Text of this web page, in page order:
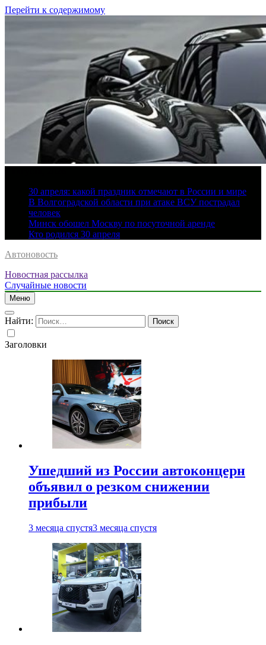
Перейти к содержимому
30 апреля: какой праздник отмечают в России и мире
В Волгоградской области при атаке ВСУ пострадал
человек
Минск обошел Москву по посуточной аренде
Кто родился 30 апреля
Автоновость
Новостная рассылка
Случайные новости
Меню
Найти:
Заголовки
Ушедший из России автоконцерн
объявил о резком снижении
прибыли
3 месяца спустя3 месяца спустя